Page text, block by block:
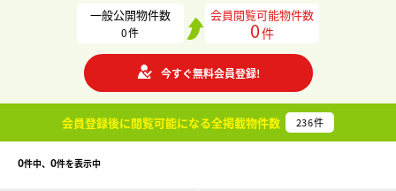
一般公開物件数
0件
会員閲覧可能物件数
0件
今すぐ無料会員登録!
会員登録後に閲覧可能になる全掲載物件数 236件
0件中、 0件を表示中